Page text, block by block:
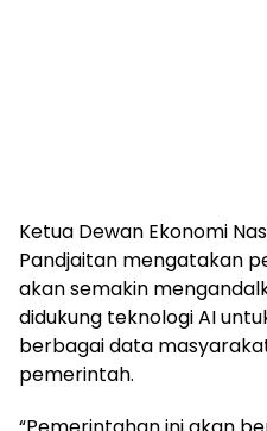
Ketua Dewan Ekonomi
Pandjaitan mengatakan
akan semakin
didukung teknologi AI
berbagai data
pemerintah.